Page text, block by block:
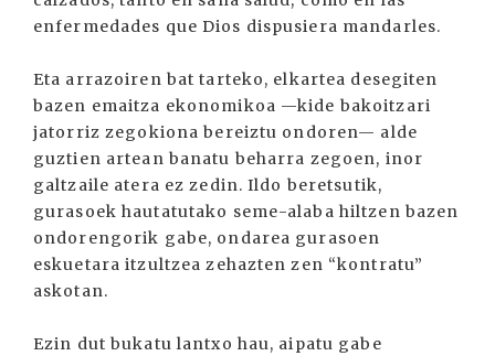
enfermedades que Dios dispusiera mandarles.
Eta arrazoiren bat tarteko, elkartea desegiten
bazen emaitza ekonomikoa —kide bakoitzari
jatorriz zegokiona bereiztu ondoren— alde
guztien artean banatu beharra zegoen, inor
galtzaile atera ez zedin. Ildo beretsutik,
gurasoek hautatutako seme-alaba hiltzen bazen
ondorengorik gabe, ondarea gurasoen
eskuetara itzultzea zehazten zen “kontratu”
askotan.
Ezin dut bukatu lantxo hau, aipatu gabe